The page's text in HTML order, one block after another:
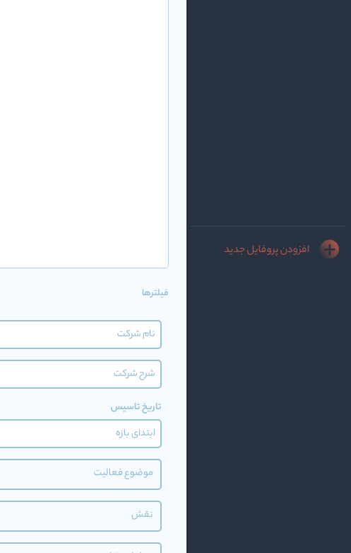
افزودن پروفایل جدید
فیلترها
تاریخ تاسیس
موضوع فعالیت
نقش